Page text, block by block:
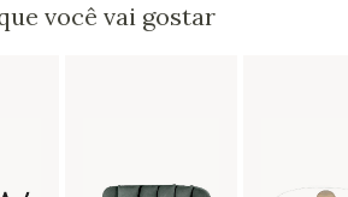
você vai gostar